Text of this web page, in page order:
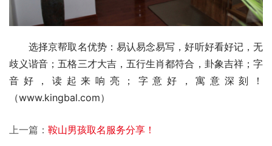
选择京帮取名优势：易认易念易写，好听好看好记，无
歧义谐音；五格三才大吉，五行生肖都符合，卦象吉祥；字
音好，读起来响亮；字意好，寓意深刻！
（www.kingbal.com）
上一篇： 鞍山男孩取名服务分享！